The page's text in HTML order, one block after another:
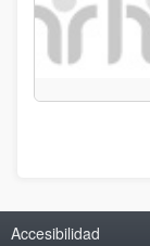
Accesibilidad